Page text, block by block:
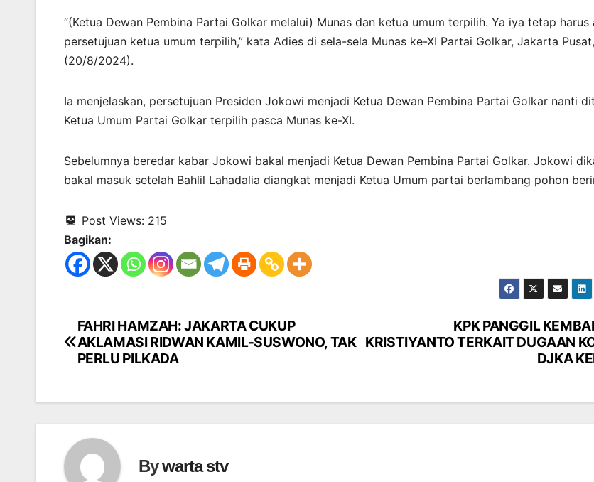
“(Ketua Dewan Pembina Partai Golkar melalui) Munas dan ketua umum terpilih. Ya iya tetap harus
persetujuan ketua umum terpilih,” kata Adies di sela-sela Munas ke-XI Partai Golkar, Jakarta
(20/8/2024).
Ia menjelaskan, persetujuan Presiden Jokowi menjadi Ketua Dewan Pembina Partai Golkar nanti
Ketua Umum Partai Golkar terpilih pasca Munas ke-XI.
Sebelumnya beredar kabar Jokowi bakal menjadi Ketua Dewan Pembina Partai Golkar. Jokowi
bakal masuk setelah Bahlil Lahadalia diangkat menjadi Ketua Umum partai berlambang pohon
Post Views: 215
Bagikan:
Navigasi
pos
KPK PANGGIL
KRISTIYANTO TERKAIT DUGAAN
DJKA
FAHRI HAMZAH: JAKARTA CUKUP
AKLAMASI RIDWAN KAMIL-SUSWONO, TAK
PERLU PILKADA
Bywarta stv